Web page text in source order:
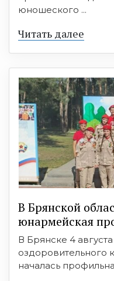
юношеского ...
Читать далее
В Брянской
юнармейская
В Брянске 4
оздоровительного
началась